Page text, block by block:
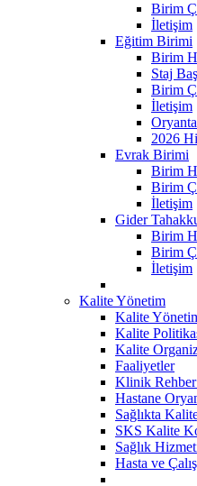
Birim
İletişim
Eğitim Birimi
Birim
Staj
Birim
İletişim
2026
Evrak Birimi
Birim
Birim
İletişim
Gider
Birim
Birim
İletişim
Kalite Yönetim
Kalite
Kalite
Kalite
Faaliyetler
Klinik
Hastane
Sağlıkta
SKS Kalite
Sağlık
Hasta ve